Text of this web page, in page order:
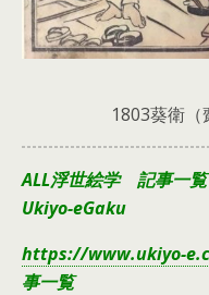
1803葵衛
ALL浮世絵学 記事一
Ukiyo-eGaku
https://www.ukiyo-
事一覧